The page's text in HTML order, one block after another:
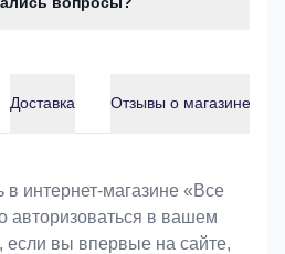
Доставка Отзывы о магазине
в интернет-магазине «Bce
авторизоваться в вашем
если вы впервые на сайте,